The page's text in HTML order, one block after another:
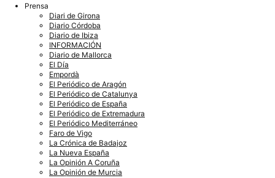
Prensa
Diari de Girona
Diario Córdoba
Diario de Ibiza
INFORMACIÓN
Diario de Mallorca
El Día
Empordà
El Periódico de Aragón
El Periódico de Catalunya
El Periódico de España
El Periódico de Extremadura
El Periódico Mediterráneo
Faro de Vigo
La Crónica de Badajoz
La Nueva España
La Opinión A Coruña
La Opinión de Murcia